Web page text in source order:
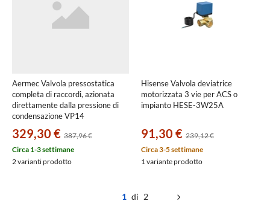
Aermec Valvola pressostatica
completa di raccordi, azionata
direttamente dalla pressione di
condensazione VP14
329,30 € 387,96 €
Circa 1-3 settimane
2 varianti prodotto
Hisense Valvola deviatrice
motorizzata 3 vie per ACS o
impianto HESE-3W25A
91,30 € 239,12 €
Circa 3-5 settimane
1 variante prodotto
1 di 2